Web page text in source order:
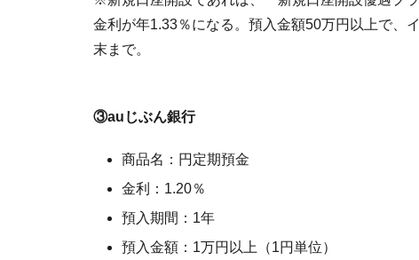
金利が年1.33％になる。預入金額50万円以上で、
末まで。
③auじぶん銀行
商品名：円定期預金
金利：1.20％
預入期間：1年
預入金額：1万円以上（1円単位）